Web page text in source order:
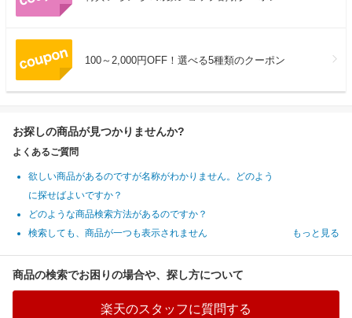
100～2,000円OFF！選べる5種類のクーポン
お探しの商品が見つかりませんか?
よくあるご質問
欲しい商品があるのですが名称がわかりません。どのよう
に探せばよいですか？
どのような商品検索方法があるのですか？
検索しても、商品が一つも表示されません
もっと見る
商品の検索でお困りの場合や、探し方について
楽天のスタッフに質問する